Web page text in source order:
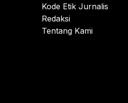
Kode Etik Jurnalis
Redaksi
Tentang Kami